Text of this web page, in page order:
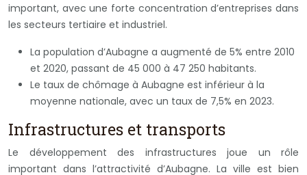
important, avec une forte concentration d’entreprises dans
les secteurs tertiaire et industriel.
La population d’Aubagne a augmenté de 5% entre 2010
et 2020, passant de 45 000 à 47 250 habitants.
Le taux de chômage à Aubagne est inférieur à la
moyenne nationale, avec un taux de 7,5% en 2023.
Infrastructures et transports
Le développement des infrastructures joue un rôle
important dans l’attractivité d’Aubagne. La ville est bien